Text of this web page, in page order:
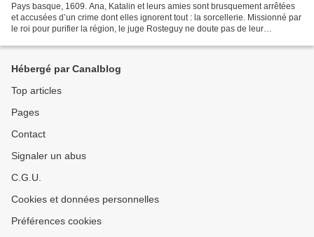
Pays basque, 1609. Ana, Katalin et leurs amies sont brusquement arrêtées
et accusées d’un crime dont elles ignorent tout : la sorcellerie. Missionné par
le roi pour purifier la région, le juge Rosteguy ne doute pas de leur
Hébergé par Canalblog
Top articles
Pages
Contact
Signaler un abus
C.G.U.
Cookies et données personnelles
Préférences cookies